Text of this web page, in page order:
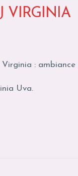
VIRGINIA
:
Uva.